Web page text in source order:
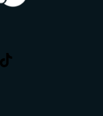
TikTok